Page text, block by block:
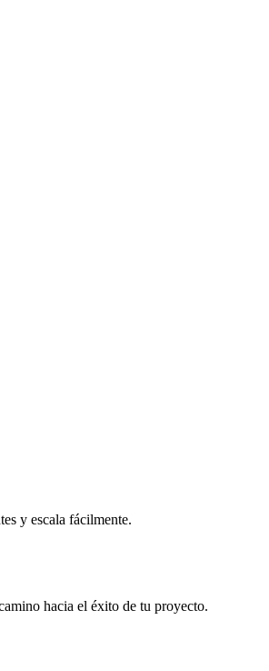
y escala fácilmente.
hacia el éxito de tu proyecto.